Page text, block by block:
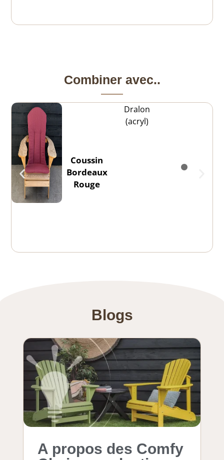
Combiner avec..
Coussin
Bordeaux
Rouge
Dralon
(acryl)
Blogs
A propos des Comfy